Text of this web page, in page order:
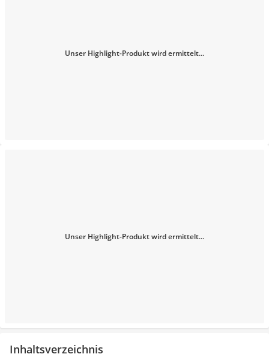
Unser Highlight-Produkt wird ermittelt...
Unser Highlight-Produkt wird ermittelt...
Inhaltsverzeichnis